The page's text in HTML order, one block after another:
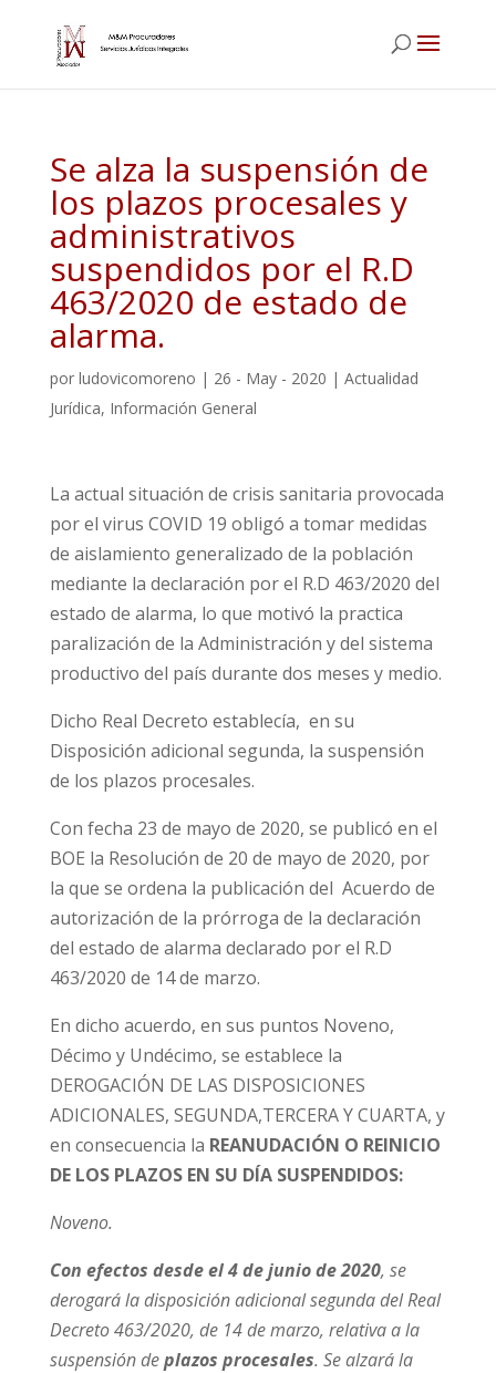
Se alza la suspensión de
los plazos procesales y
administrativos
suspendidos por el R.D
463/2020 de estado de
alarma.
por ludovicomoreno | 26 - May - 2020 | Actualidad
Jurídica, Información General
La actual situación de crisis sanitaria provocada
por el virus COVID 19 obligó a tomar medidas
de aislamiento generalizado de la población
mediante la declaración por el R.D 463/2020 del
estado de alarma, lo que motivó la practica
paralización de la Administración y del sistema
productivo del país durante dos meses y medio.
Dicho Real Decreto establecía, en su
Disposición adicional segunda, la suspensión
de los plazos procesales.
Con fecha 23 de mayo de 2020, se publicó en el
BOE la Resolución de 20 de mayo de 2020, por
la que se ordena la publicación del Acuerdo de
autorización de la prórroga de la declaración
del estado de alarma declarado por el R.D
463/2020 de 14 de marzo.
En dicho acuerdo, en sus puntos Noveno,
Décimo y Undécimo, se establece la
DEROGACIÓN DE LAS DISPOSICIONES
ADICIONALES, SEGUNDA,TERCERA Y CUARTA, y
en consecuencia la REANUDACIÓN O REINICIO
DE LOS PLAZOS EN SU DÍA SUSPENDIDOS:
Noveno.
Con efectos desde el 4 de junio de 2020, se
derogará la disposición adicional segunda del Real
Decreto 463/2020, de 14 de marzo, relativa a la
suspensión deplazos procesales. Se alzará la